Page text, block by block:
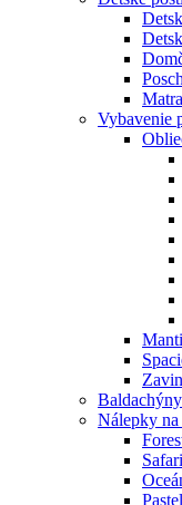
Vybavenie
Nálepky na
Safari